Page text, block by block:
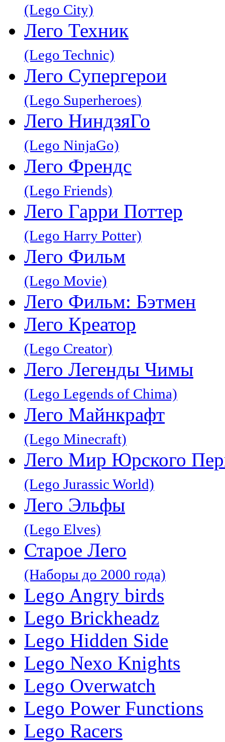
(Lego City)
Лего Техник
(Lego Technic)
Лего Супергерои
(Lego Superheroes)
Лего НиндзяГо
(Lego NinjaGo)
Лего Френдс
(Lego Friends)
Лего Гарри Поттер
(Lego Harry Potter)
Лего Фильм
(Lego Movie)
Лего Фильм: Бэтмен
Лего Креатор
(Lego Creator)
Лего Легенды Чимы
(Lego Legends of Chima)
Лего Майнкрафт
(Lego Minecraft)
Лего Мир Юрского
(Lego Jurassic World)
Лего Эльфы
(Lego Elves)
Старое Лего
(Наборы до 2000 года)
Lego Angry birds
Lego Brickheadz
Lego Hidden Side
Lego Nexo Knights
Lego Overwatch
Lego Power Functions
Lego Racers